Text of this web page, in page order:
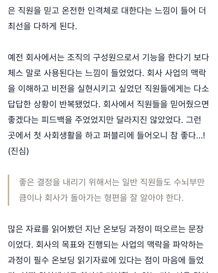
은 직원을 믿고 온전한 인격체로 대한다는 느낌이 들어 더
최선을 다하게 된다.
예전 회사에서는 조직의 구성원으로서 기능을 한다기 보다
체스 말로 사용된다는 느낌이 들었었다. 회사 사업의 맥락
을 이해하고 비전을 실현시키고 싶었던 직원들에게는 다소
답답한 상황이 반복됐었다. 회사에서 직원들을 믿어줬으면
좋겠다는 피드백을 주었었지만 달라지진 않았었다. 그런
곳에서 첫 사회생활을 하고 퍼블리에 들어오니 참 좋다…!
(진심)
좋은 결정을 내리기 위해서는 일반 직원들도 수뇌부만
큼이나 회사가 돌아가는 형편을 잘 알아야 한다.
많은 자료를 읽어봤던 지난 온보딩 과정이 떠오르는 문장
이었다. 회사의 목표와 진행되는 사업의 맥락을 파악하는
과정이 필수 온보딩 읽기자료에 있다는 점이 마음에 들었